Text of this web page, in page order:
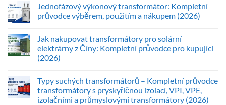
Jednofázový výkonový transformátor: Kompletní
průvodce výběrem, použitím a nákupem (2026)
Jak nakupovat transformátory pro solární
elektrárny z Číny: Kompletní průvodce pro kupující
(2026)
Typy suchých transformátorů – Kompletní průvodce
transformátory s pryskyřičnou izolací, VPI, VPE,
izolačními a průmyslovými transformátory (2026)